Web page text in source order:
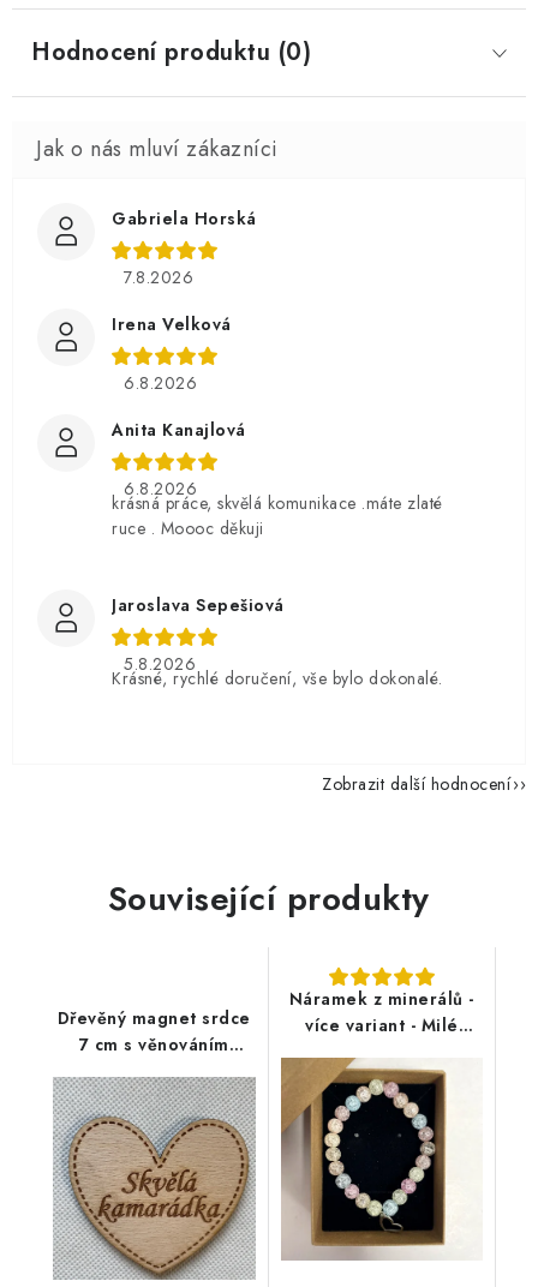
Hodnocení produktu (0)
Gabriela Horská
7.8.2026
Irena Velková
6.8.2026
Anita Kanajlová
6.8.2026
krásná práce, skvělá komunikace .máte zlaté
ruce . Moooc děkuji
Jaroslava Sepešiová
5.8.2026
Krásné, rychlé doručení, vše bylo dokonalé.
Zobrazit další hodnocení
Související produkty
Dřevěný magnet srdce
7 cm s věnováním
Skvělá kamarádka
Náramek z minerálů -
více variant - Milé
kamarádce